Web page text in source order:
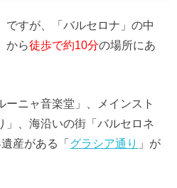
ですが、「バルセロナ」の中
」から徒歩で約10分の場所にあ
ーニャ音楽堂」、メインスト
」、海沿いの街「バルセロネ
産がある「グラシア通り 」が